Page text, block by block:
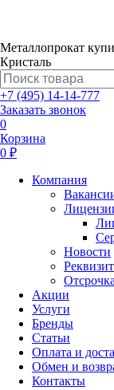
Металлопрокат
Кристаль
+7 (495) 14-14-777
Заказать звонок
0
Корзина
0 ₽
Компания
Новости
Акции
Услуги
Бренды
Статьи
Оплата и
Обмен и
Контакты